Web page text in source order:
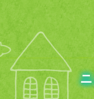
初めての方へ
アクセス
メニュー・料金表